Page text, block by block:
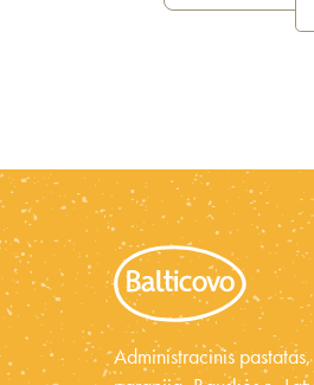
Administracinis